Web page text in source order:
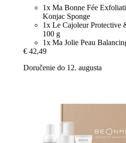
1x Ma Bonne Fée
Konjac Sponge
1x Le Cajoleur Protective
100 g
1x Ma Jolie Peau
€ 42,49
Doručenie do 12. augusta